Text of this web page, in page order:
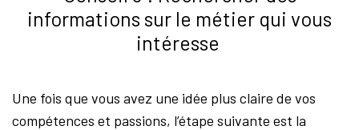
informations sur le métier qui vous
intéresse
Une fois que vous avez une idée plus claire de vos
compétences et passions, l’étape suivante est la